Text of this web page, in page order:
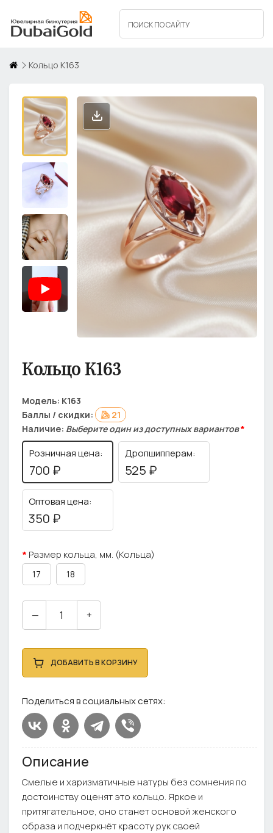
Кольцо К163
Кольцо К163
Модель: К163
Баллы / скидки:
21
Наличие: Выберите один из доступных вариантов*
Розничная цена:
700 ₽
Дропшипперам:
525 ₽
Оптовая цена:
350 ₽
Размер кольца, мм. (Кольца)
17 18
— +
ДОБАВИТЬ В КОРЗИНУ
Поделиться в социальных сетях:
Описание
Смелые и харизматичные натуры без сомнения по
достоинству оценят это кольцо. Яркое и
притягательное, оно станет основой женского
образа и подчеркнёт красоту рук своей